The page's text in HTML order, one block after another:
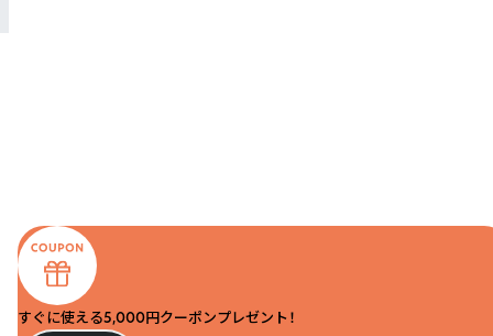
すぐに使える5,000円クーポンプレゼント！